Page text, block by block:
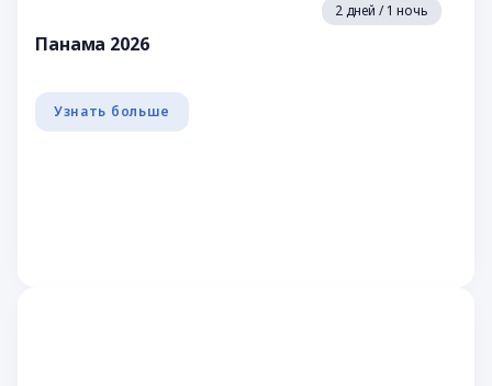
2 дней / 1 ночь
Панама 2026
Узнать больше